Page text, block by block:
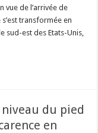
vue de l’arrivée de
transformée en
sud-est des Etats-Unis,
du pied
en